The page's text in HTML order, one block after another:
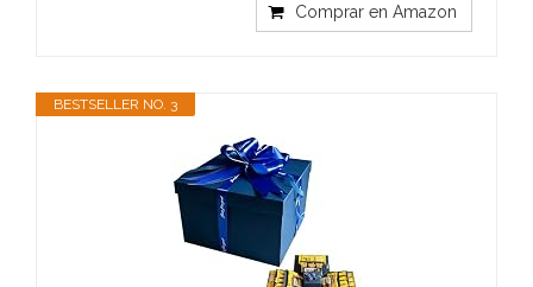
Comprar en Amazon
BESTSELLER NO. 3